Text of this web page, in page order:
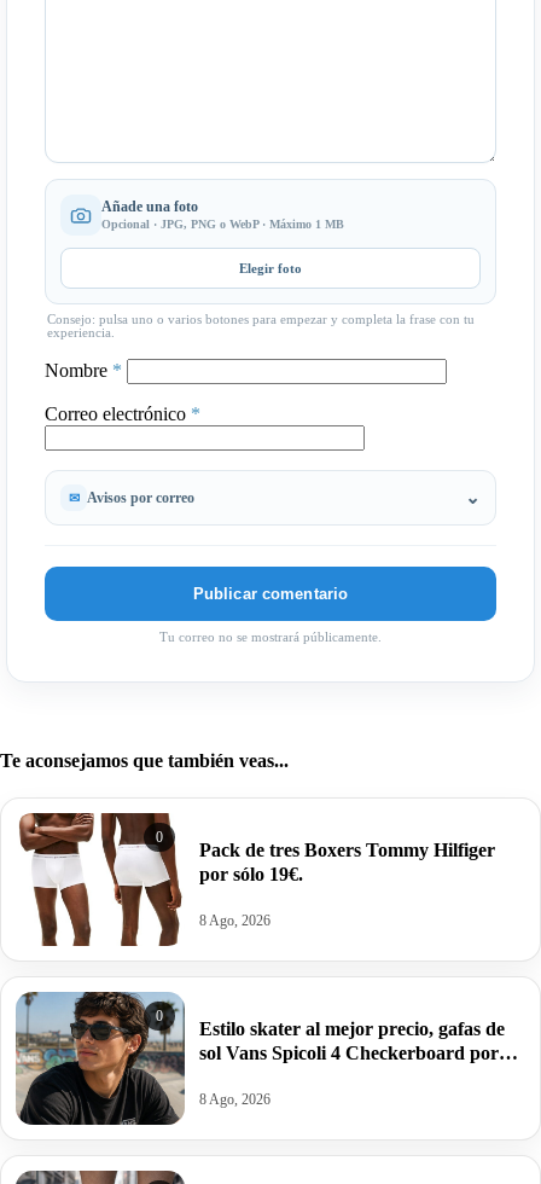
Añade una foto
Opcional · JPG, PNG o WebP · Máximo 1 MB
Elegir foto
Consejo: pulsa uno o varios botones para empezar y completa la frase con tu
experiencia.
Nombre *
Correo electrónico *
Avisos por correo
Tu correo no se mostrará públicamente.
Te aconsejamos que también veas...
0
Pack de tres Boxers Tommy Hilfiger
por sólo 19€.
8 Ago, 2026
0
Estilo skater al mejor precio, gafas de
sol Vans Spicoli 4 Checkerboard por
8 Ago, 2026